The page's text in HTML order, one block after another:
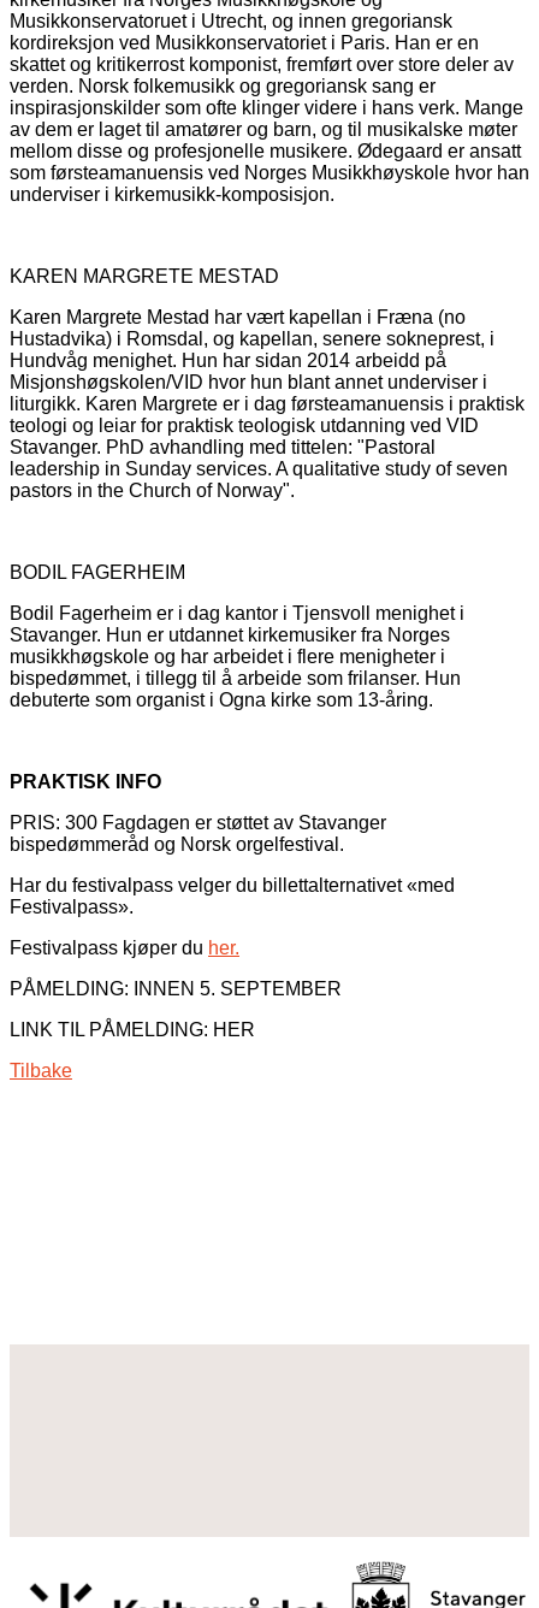
Musikkonservatoruet i Utrecht, og innen gregoriansk
kordireksjon ved Musikkonservatoriet i Paris. Han er en
skattet og kritikerrost komponist, fremført over store deler av
verden. Norsk folkemusikk og gregoriansk sang er
inspirasjonskilder som ofte klinger videre i hans verk. Mange
av dem er laget til amatører og barn, og til musikalske møter
mellom disse og profesjonelle musikere. Ødegaard er ansatt
som førsteamanuensis ved Norges Musikkhøyskole hvor han
underviser i kirkemusikk-komposisjon.
KAREN MARGRETE MESTAD
Karen Margrete Mestad har vært kapellan i Fræna (no
Hustadvika) i Romsdal, og kapellan, senere sokneprest, i
Hundvåg menighet. Hun har sidan 2014 arbeidd på
Misjonshøgskolen/VID hvor hun blant annet underviser i
liturgikk. Karen Margrete er i dag førsteamanuensis i praktisk
teologi og leiar for praktisk teologisk utdanning ved VID
Stavanger. PhD avhandling med tittelen: "Pastoral
leadership in Sunday services. A qualitative study of seven
pastors in the Church of Norway".
BODIL FAGERHEIM
Bodil Fagerheim er i dag kantor i Tjensvoll menighet i
Stavanger. Hun er utdannet kirkemusiker fra Norges
musikkhøgskole og har arbeidet i flere menigheter i
bispedømmet, i tillegg til å arbeide som frilanser. Hun
debuterte som organist i Ogna kirke som 13-åring.
PRAKTISK INFO
PRIS: 300 Fagdagen er støttet av Stavanger
bispedømmeråd og Norsk orgelfestival.
Har du festivalpass velger du billettalternativet «med
Festivalpass».
Festivalpass kjøper du her.
PÅMELDING: INNEN 5. SEPTEMBER
LINK TIL PÅMELDING: HER
Tilbake